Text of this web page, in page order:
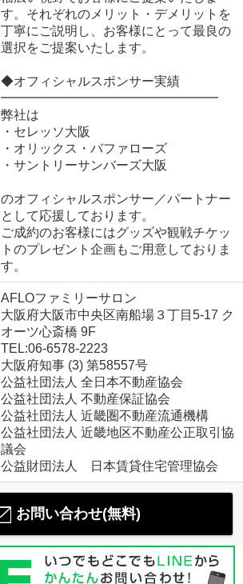
す。それぞれのメリット・デメリットを
丁寧にご説明し、お客様にとって最良の
選択をご提案いたします。
◆オフィシャルスポンサー実績
━━━━━━━━━━━━━━━━━
弊社は
・セレッソ大阪
・オリックス・バファローズ
・サントリーサンバーズ大阪
のオフィシャルスポンサー／パートナー
として応援しております。
ご成約のお客様にはグッズや観戦チケッ
トのプレゼント企画もご用意しておりま
す。
AFLOファミリーサロン
大阪府大阪市中央区南船場３丁目5-17 ク
オーツ心斎橋 9F
TEL:06-6578-2223
大阪府知事 (3) 第58557号
公益社団法人 全日本不動産協会
公益社団法人 不動産保証協会
公益社団法人 近畿圏不動産流通機構
公益社団法人 近畿地区不動産公正取引協
議会
公益財団法人 日本賃貸住宅管理協会
お問い合わせ(無料)